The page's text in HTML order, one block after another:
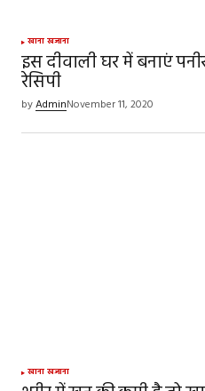
खाना खजाना
इस दीवाली घर में बनाएं
रेसिपी
byAdminNovember 11, 2020
खाना खजाना